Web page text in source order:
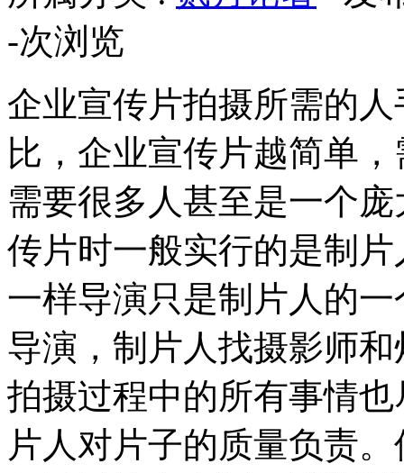
-次浏览
企业宣传片拍摄所需的
比，企业宣传片越简单
需要很多人甚至是一个
传片时一般实行的是制
一样导演只是制片人的
导演，制片人找摄影师
拍摄过程中的所有事情
片人对片子的质量负责